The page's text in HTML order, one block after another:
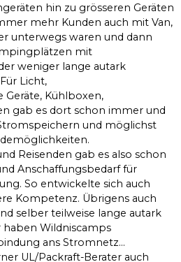
hin zu grösseren Geräten
mehr Kunden auch mit Van,
unterwegs waren und dann
mit
weniger lange autark
Licht,
Geräte, Kühlboxen,
gab es dort schon immer und
und möglichst
Reisenden gab es also schon
Anschaffungsbedarf für
So entwickelte sich auch
Kompetenz. Übrigens auch
selber teilweise lange autark
Wildniscamps
ans Stromnetz…
UL/Packraft-Berater auch